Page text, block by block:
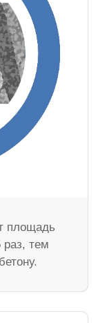
площадь
раз, тем